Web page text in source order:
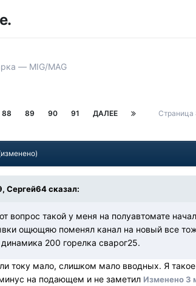
— MIG/MAG
88 89 90 91 ДАЛЕЕ
Сергей64 сказал:
вопрос такой у меня на полуавтомате
ощющяю поменял канал на новый все
200 горелка сварог25.
току мало, слишком мало вводных. Я
на подающем и не заметил Изменено 3